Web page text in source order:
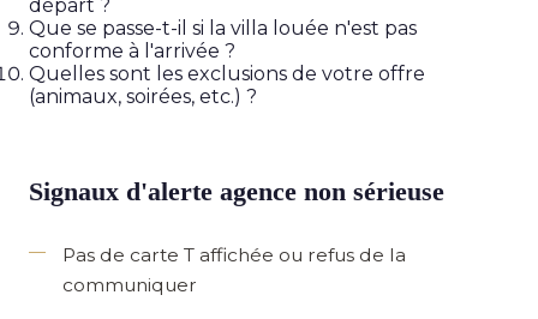
départ ?
Que se passe-t-il si la villa louée n'est pas
conforme à l'arrivée ?
Quelles sont les exclusions de votre offre
(animaux, soirées, etc.) ?
Signaux d'alerte agence non sérieuse
Pas de carte T affichée ou refus de la
communiquer